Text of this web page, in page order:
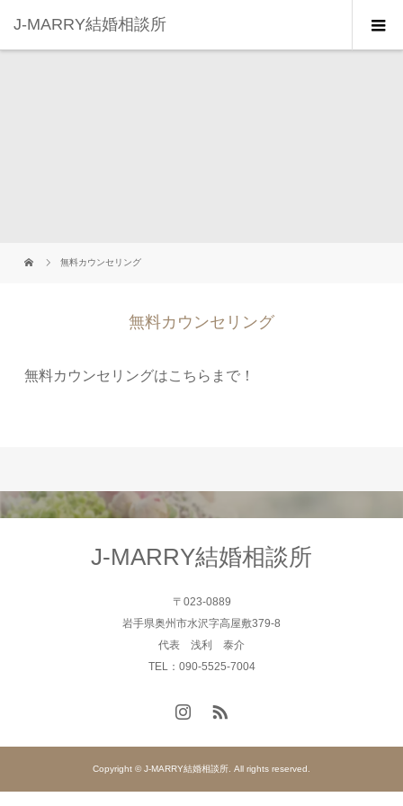
J-MARRY結婚相談所
無料カウンセリング
無料カウンセリング
無料カウンセリングはこちらまで！
J-MARRY結婚相談所
〒023-0889
岩手県奥州市水沢字高屋敷379-8
代表 浅利 泰介
TEL：090-5525-7004
Copyright © J-MARRY結婚相談所. All rights reserved.